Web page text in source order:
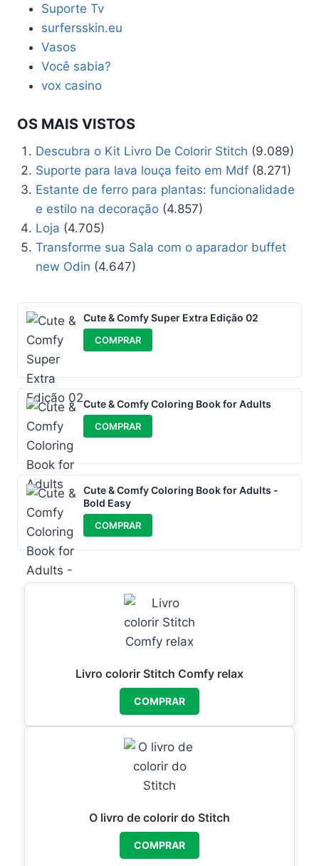
Suporte Tv
surfersskin.eu
Vasos
Você sabia?
vox casino
OS MAIS VISTOS
Descubra o Kit Livro De Colorir Stitch (9.089)
Suporte para lava louça feito em Mdf (8.271)
Estante de ferro para plantas: funcionalidade
e estilo na decoração (4.857)
Loja (4.705)
Transforme sua Sala com o aparador buffet
new Odin (4.647)
Cute & Comfy Super Extra Edição 02
COMPRAR
Cute & Comfy Coloring Book for Adults
COMPRAR
Cute & Comfy Coloring Book for Adults -
Bold Easy
COMPRAR
Livro colorir Stitch Comfy relax
COMPRAR
O livro de colorir do Stitch
COMPRAR